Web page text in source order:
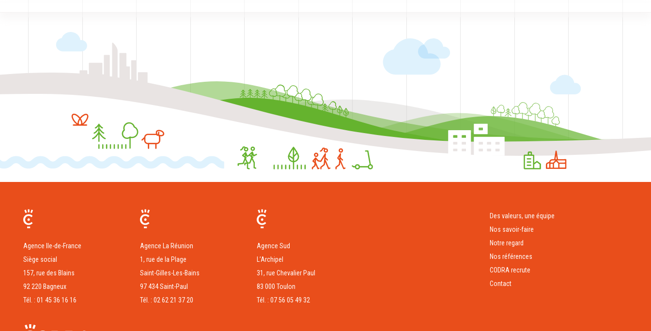
Agence Ile-de-France
Siège social
157, rue des Blains
92 220 Bagneux
Tél. : 01 45 36 16 16
Agence La Réunion
1, rue de la Plage
Saint-Gilles-Les-Bains
97 434 Saint-Paul
Tél. : 02 62 21 37 20
Agence Sud
L’Archipel
31, rue Chevalier Paul
83 000 Toulon
Tél. : 07 56 05 49 32
Des valeurs, une équipe
Nos savoir-faire
Notre regard
Nos références
CODRA recrute
Contact